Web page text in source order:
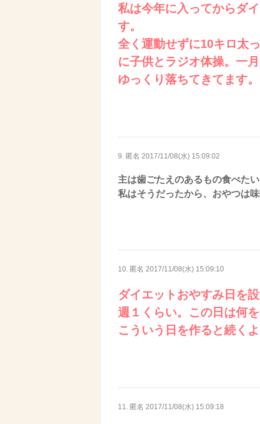
私は今年に入ってからダ
す。
全く運動せずに10キロ太
に子供とラジオ体操。一
ゆっくり落ちてきてます
9. 匿名 2017/11/08(水) 15:09:02
主は歯ごたえのあるもの食べた
私はそうだったから、おやつは
10. 匿名 2017/11/08(水) 15:09:10
ダイエットおやすみ日を設
週１くらい。この日は何
こういう日を作ると続くよ
11. 匿名 2017/11/08(水) 15:09:18